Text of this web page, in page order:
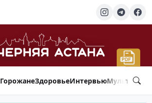
ГорожанеЗдоровьеИнтервью